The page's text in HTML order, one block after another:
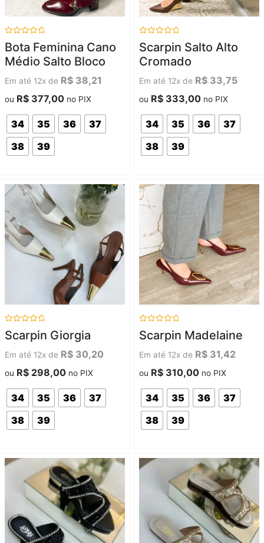
0
5
Bota Feminina Cano
Médio Salto Bloco
Em até 12x de R$ 38,21
ou R$ 377,00 no PIX
34 35 36
37
38
39
0
5
Scarpin Salto Alto
Cromado
Em até 12x de R$ 33,75
ou R$ 333,00 no PIX
34 35 36
37
38
39
0
Scarpin Giorgia
Em até 12x de R$ 30,20
ou R$ 298,00 no PIX
34 35 36
37
38
39
0
Scarpin Madelaine
Em até 12x de R$ 31,42
ou R$ 310,00 no PIX
34 35 36
37
38
39